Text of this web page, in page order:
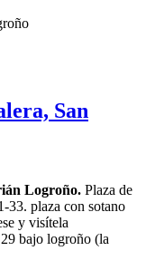
San
Logroño. Plaza de
33. plaza con sotano
y visítela
bajo logroño (la